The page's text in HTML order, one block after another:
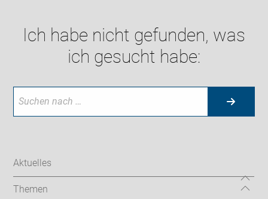
Ich habe nicht gefunden, was
ich gesucht habe:
Aktuelles
Themen